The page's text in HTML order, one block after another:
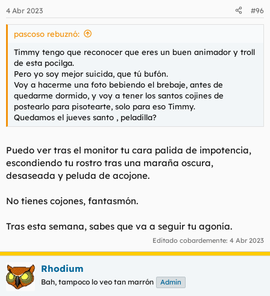
4 Abr 2023 #96
pascoso rebuznó:
Timmy tengo que reconocer que eres un buen animador y troll
de esta pocilga.
Pero yo soy mejor suicida, que tú bufón.
Voy a hacerme una foto bebiendo el brebaje, antes de
quedarme dormido, y voy a tener los santos cojines de
postearlo para pisotearte, solo para eso Timmy.
Quedamos el jueves santo , peladilla?
Puedo ver tras el monitor tu cara palida de impotencia,
escondiendo tu rostro tras una maraña oscura,
desaseada y peluda de acojone.
No tienes cojones, fantasmón.
Tras esta semana, sabes que va a seguir tu agonía.
Editado cobardemente: 4 Abr 2023
Rhodium
Bah, tampoco lo veo tan marrón Admin